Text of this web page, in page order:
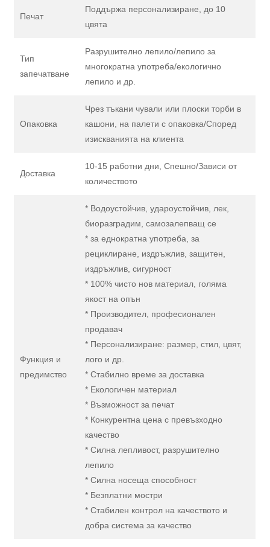
Печат
Поддържа персонализиране, до 10
цвята
Тип
запечатване
Разрушително лепило/лепило за
многократна употреба/екологично
лепило и др.
Опаковка
Чрез тъкани чували или плоски торби в
кашони, на палети с опаковка/Според
изискванията на клиента
Доставка
10-15 работни дни, Спешно/Зависи от
количеството
Функция и
предимство
* Водоустойчив, удароустойчив, лек,
биоразградим, самозалепващ се
* за еднократна употреба, за
рециклиране, издръжлив, защитен,
издръжлив, сигурност
* 100% чисто нов материал, голяма
якост на опън
* Производител, професионален
продавач
* Персонализиране: размер, стил, цвят,
лого и др.
* Стабилно време за доставка
* Екологичен материал
* Възможност за печат
* Конкурентна цена с превъзходно
качество
* Силна лепливост, разрушително
лепило
* Силна носеща способност
* Безплатни мостри
* Стабилен контрол на качеството и
добра система за качество